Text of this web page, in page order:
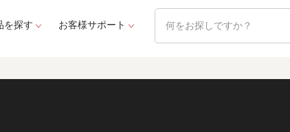
を探す お客様サポート